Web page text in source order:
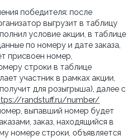
победителя: после
выгрузит в таблицу
условие акции, в таблице
по номеру и дате заказа,
присвоен номер,
строки в таблице
участник в рамках акции,
для розыгрыша), далее с
randstuff.ru/number/
выпавший номер будет
заказ, находящийся в
номере строки, объявляется